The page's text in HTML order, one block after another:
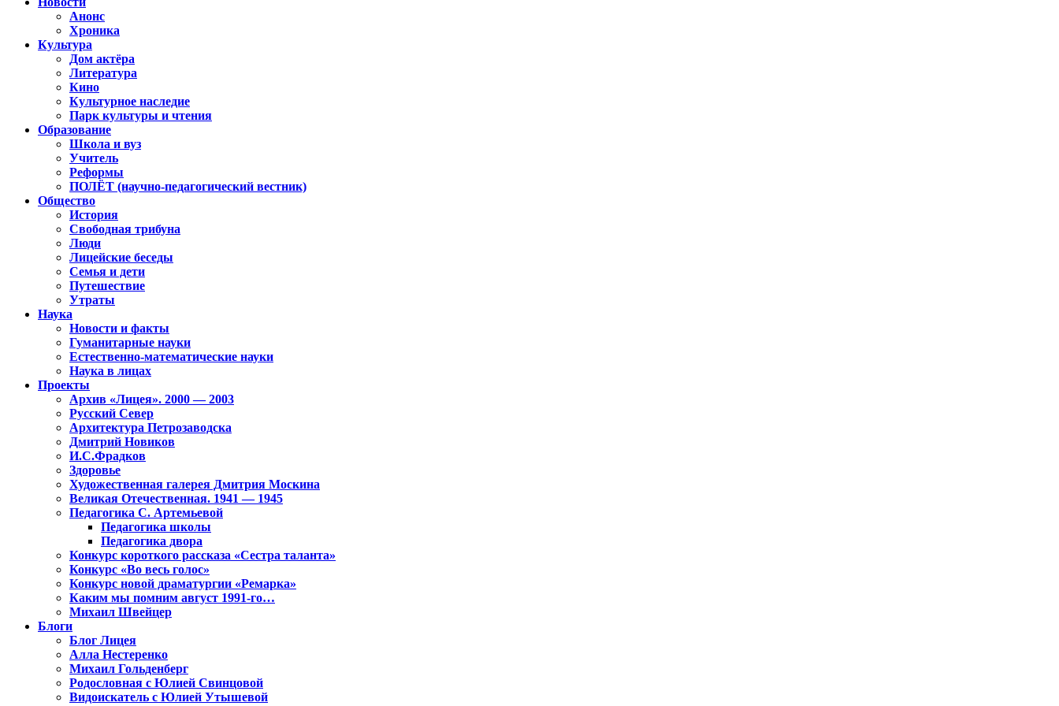
Анонс
Хроника
Культура
Дом актёра
Литература
Кино
Культурное наследие
Парк культуры и чтения
Образование
Школа и вуз
Учитель
Реформы
ПОЛЁТ (научно-педагогический вестник)
Общество
История
Свободная трибуна
Люди
Лицейские беседы
Семья и дети
Путешествие
Утраты
Наука
Новости и факты
Гуманитарные науки
Естественно-математические науки
Наука в лицах
Проекты
Архив «Лицея». 2000 — 2003
Русский Север
Архитектура Петрозаводска
Дмитрий Новиков
И.С.Фрадков
Здоровье
Художественная галерея Дмитрия Москина
Великая Отечественная. 1941 — 1945
Педагогика С. Артемьевой
Педагогика школы
Педагогика двора
Конкурс короткого рассказа «Сестра таланта»
Конкурс «Во весь голос»
Конкурс новой драматургии «Ремарка»
Каким мы помним август 1991-го…
Михаил Швейцер
Блоги
Блог Лицея
Алла Нестеренко
Михаил Гольденберг
Родословная с Юлией Свинцовой
Видоискатель с Юлией Утышевой